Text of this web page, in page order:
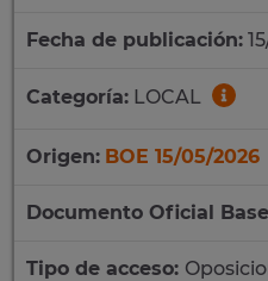
Fecha de publicación:
Categoría: LOCAL
Origen: BOE 15/05/2026
Documento Oficial
Tipo de acceso: